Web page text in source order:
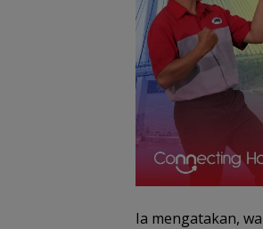
Ia mengatakan,